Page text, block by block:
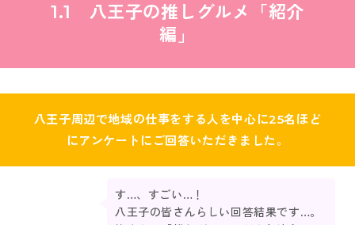
1.1 八王子の推しグルメ
「紹介
編」
八王子周辺で地域の仕事をする人を中心に25名ほど
にアンケートにご回答いただきました。
す…、すごい…！
八王子の皆さんらしい回答結果です…。